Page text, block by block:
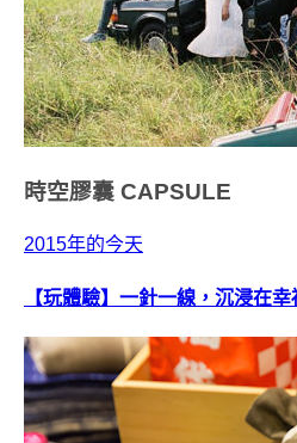
時空膠囊 CAPSULE
2015年的今天
【玩體驗】一針一線，沉浸在